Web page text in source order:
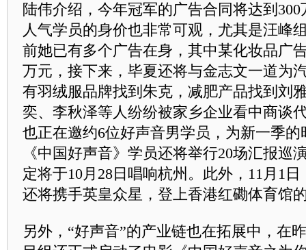
陆伟介绍，今年冠军的广告合同将达到
人气学员的身价也非常可观，尤其是汪峰
前她已有多个广告在身，其中某化妆品广
万元，接下来，毕夏还将与金志文一道为
有羽绒服品牌找到朱克，减肥产品找到刘
奕、李秋泽等人纷纷被家乡企业看中商谈
也正在邀约6位好声音男学员，为新一季
《中国好声音》学员还将举行20场汇报巡
定将于10月28日唱响杭州。此外，11月1
还将携手英皇众星，登上香港红磡体育馆
另外，“好声音”的产业链也在拓展中，在